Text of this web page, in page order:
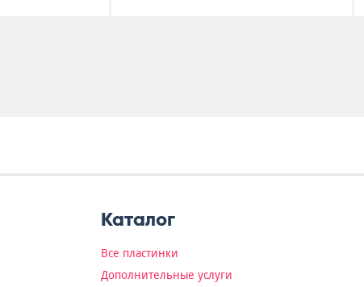
Каталог
Все пластинки
Дополнительные услуги